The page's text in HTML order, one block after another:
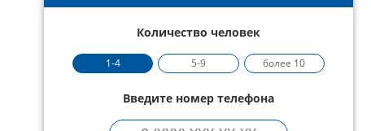
Количество человек
1-4 5-9 более 10
Введите номер телефона